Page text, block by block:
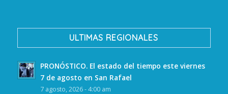
ULTIMAS REGIONALES
PRONÓSTICO. El estado del tiempo este viernes
7 de agosto en San Rafael
7 agosto, 2026 - 4:00 am